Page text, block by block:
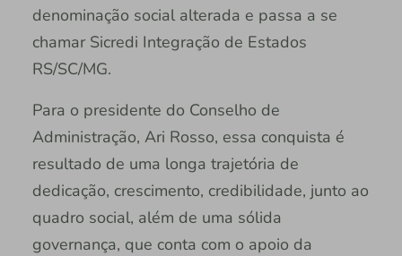
denominação social alterada e passa a se
chamar Sicredi Integração de Estados
RS/SC/MG.
Para o presidente do Conselho de
Administração, Ari Rosso, essa conquista é
resultado de uma longa trajetória de
dedicação, crescimento, credibilidade, junto ao
quadro social, além de uma sólida
governança, que conta com o apoio da